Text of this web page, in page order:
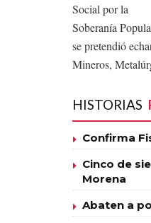
Social por la
Soberanía
se pretendió
Mineros,
HISTORIAS
Confirma
Cinco de
Morena
Abaten a